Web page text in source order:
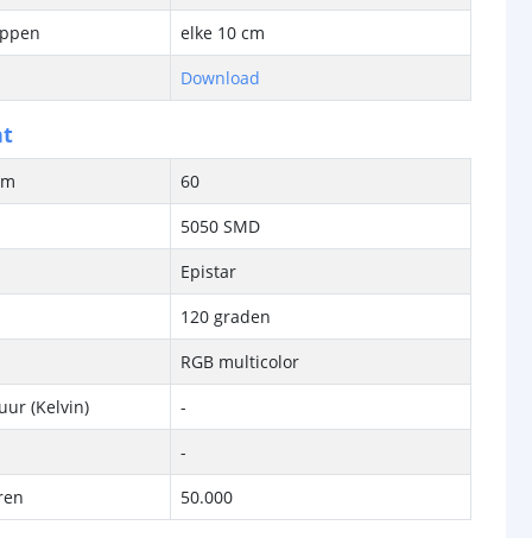
elke 10 cm
Download
60
5050 SMD
Epistar
120 graden
RGB multicolor
(Kelvin)
-
-
50.000